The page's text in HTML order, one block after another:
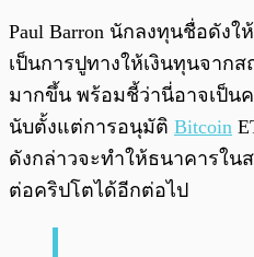
Paul Barron นักลงทุนชื่อดัง
เป็นการปูทางให้เงินทุนจาก
มากขึ้น พร้อมชี้ว่านี่อาจเป็น
นับตั้งแต่การอนุมัติ Bitcoin
ดังกล่าวจะทำให้ธนาคารใน
ต่อคริปโตได้อีกต่อไป